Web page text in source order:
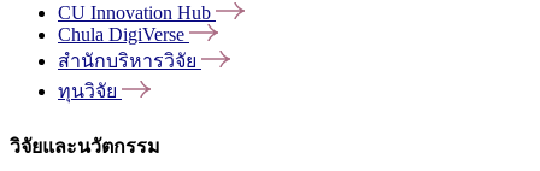
CU Innovation Hub
Chula DigiVerse
สำนักบริหารวิจัย
ทุนวิจัย
วิจัยและนวัตกรรม